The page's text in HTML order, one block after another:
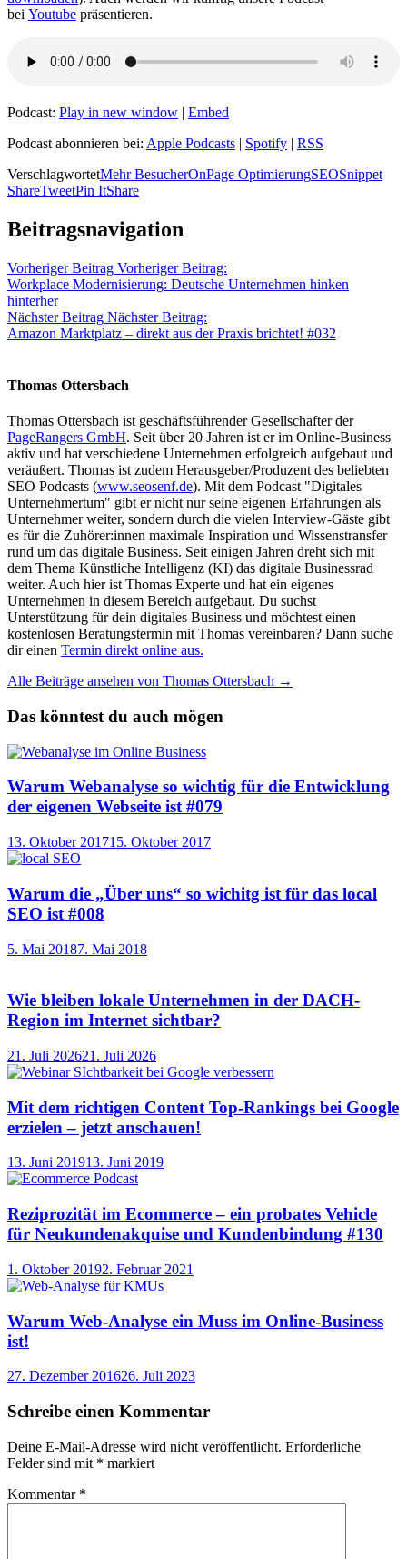
bei Youtube präsentieren.
Podcast: Play in new window | Embed
Podcast abonnieren bei: Apple Podcasts | Spotify | RSS
VerschlagwortetMehr BesucherOnPage OptimierungSEOSnippet
ShareTweetPin ItShare
Beitragsnavigation
Vorheriger Beitrag Vorheriger Beitrag:
Workplace Modernisierung: Deutsche Unternehmen hinken
hinterher
Nächster Beitrag Nächster Beitrag:
Amazon Marktplatz – direkt aus der Praxis brichtet! #032
Thomas Ottersbach
Thomas Ottersbach ist geschäftsführender Gesellschafter der
PageRangers GmbH. Seit über 20 Jahren ist er im Online-Business
aktiv und hat verschiedene Unternehmen erfolgreich aufgebaut und
veräußert. Thomas ist zudem Herausgeber/Produzent des beliebten
SEO Podcasts (www.seosenf.de). Mit dem Podcast "Digitales
Unternehmertum" gibt er nicht nur seine eigenen Erfahrungen als
Unternehmer weiter, sondern durch die vielen Interview-Gäste gibt
es für die Zuhörer:innen maximale Inspiration und Wissenstransfer
rund um das digitale Business. Seit einigen Jahren dreht sich mit
dem Thema Künstliche Intelligenz (KI) das digitale Businessrad
weiter. Auch hier ist Thomas Experte und hat ein eigenes
Unternehmen in diesem Bereich aufgebaut. Du suchst
Unterstützung für dein digitales Business und möchtest einen
kostenlosen Beratungstermin mit Thomas vereinbaren? Dann suche
dir einen Termin direkt online aus.
Alle Beiträge ansehen von Thomas Ottersbach →
Das könntest du auch mögen
Warum Webanalyse so wichtig für die Entwicklung
der eigenen Webseite ist #079
13. Oktober 201715. Oktober 2017
Warum die „Über uns“ so wichitg ist für das local
SEO ist #008
5. Mai 20187. Mai 2018
Wie bleiben lokale Unternehmen in der DACH-
Region im Internet sichtbar?
21. Juli 202621. Juli 2026
Mit dem richtigen Content Top-Rankings bei Google
erzielen – jetzt anschauen!
13. Juni 201913. Juni 2019
Reziprozität im Ecommerce – ein probates Vehicle
für Neukundenakquise und Kundenbindung #130
1. Oktober 20192. Februar 2021
Warum Web-Analyse ein Muss im Online-Business
ist!
27. Dezember 201626. Juli 2023
Schreibe einen Kommentar
Deine E-Mail-Adresse wird nicht veröffentlicht. Erforderliche
Felder sind mit * markiert
Kommentar *